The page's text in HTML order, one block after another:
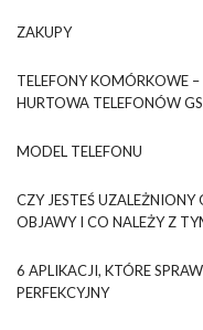
ZAKUPY
TELEFONY KOMÓRKOWE
HURTOWA TELEFONÓW
MODEL TELEFONU
CZY JESTEŚ
OBJAWY I CO NALEŻY Z
6 APLIKACJI, KTÓRE
PERFEKCYJNY